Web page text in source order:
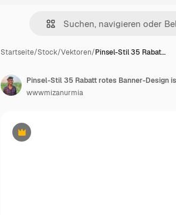
Startseite/Stock/Vektoren/Pinsel-Stil 35 Rabat…
Premium
Pinsel-Stil 35 Rabatt rotes Banner-Design
wwwmizanurmia